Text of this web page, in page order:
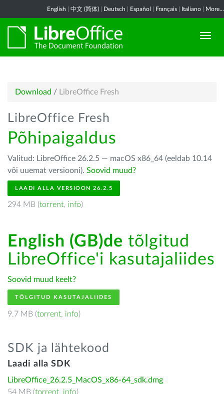
English 中文 (简体) Deutsch Español Français Italiano More...
Download / LibreOffice Fresh
LibreOffice Fresh
Põhipaigaldus
Valitud: LibreOffice 26.2.5 — macOS x86_64 (eeldab 10.14
või uuemat versiooni). Soovid muud?
LAADI ALLA VERSIOON 26.2.5
294 MB (torrent, info)
English (GB)de tõlgitud
LibreOffice'i kasutajaliides
Soovid muud keelt?
TÕLGITUD KASUTAJALIIDES
9.7 MB (torrent, info)
SDK ja lähtekood
Laadi alla SDK
LibreOffice_26.2.5_MacOS_x86-64_sdk.dmg
54 MB (torrent, info)